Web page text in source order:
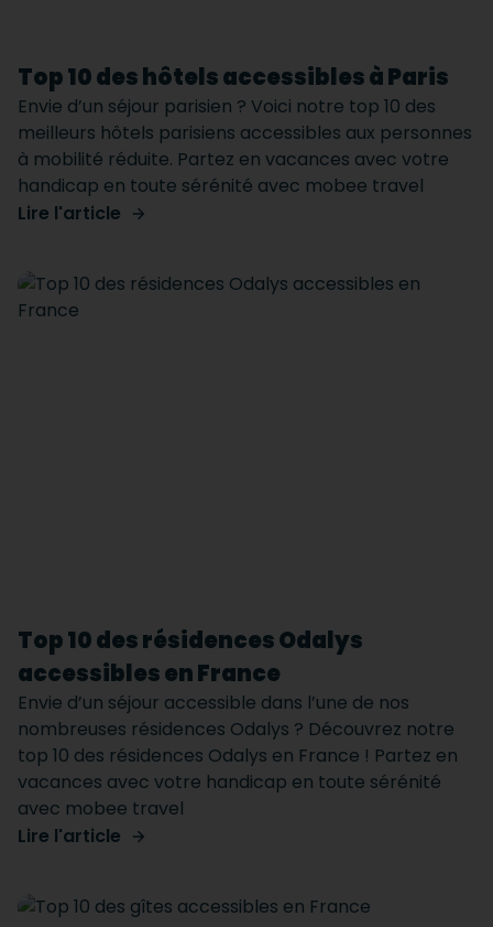
Top 10 des hôtels accessibles à Paris
Envie d’un séjour parisien ? Voici notre top 10 des
meilleurs hôtels parisiens accessibles aux personnes
à mobilité réduite. Partez en vacances avec votre
handicap en toute sérénité avec mobee travel
Lire l'article
Top 10 des résidences Odalys
accessibles en France
Envie d’un séjour accessible dans l’une de nos
nombreuses résidences Odalys ? Découvrez notre
top 10 des résidences Odalys en France ! Partez en
vacances avec votre handicap en toute sérénité
avec mobee travel
Lire l'article